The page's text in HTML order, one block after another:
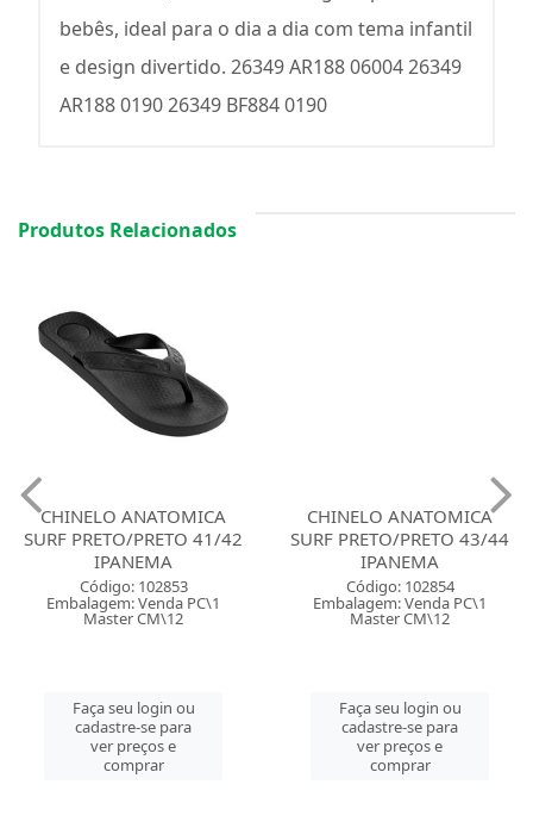
bebês, ideal para o dia a dia com tema infantil
e design divertido. 26349 AR188 06004 26349
AR188 0190 26349 BF884 0190
Produtos Relacionados
CHINELO ANATOMICA
SURF PRETO/PRETO 41/42
IPANEMA
Código: 102853
Embalagem: Venda PC\1
Master CM\12
Faça seu login ou
cadastre-se para
ver preços e
comprar
CHINELO ANATOMICA
SURF PRETO/PRETO 43/44
IPANEMA
Código: 102854
Embalagem: Venda PC\1
Master CM\12
Faça seu login ou
cadastre-se para
ver preços e
comprar